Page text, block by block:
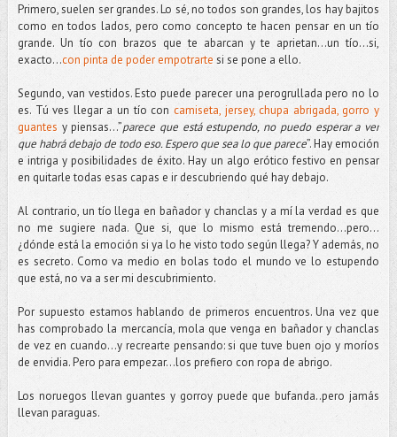
Primero, suelen ser grandes. Lo sé, no todos son grandes, los hay bajitos
como en todos lados, pero como concepto te hacen pensar en un tío
grande. Un tío con brazos que te abarcan y te aprietan…un tío...si,
exacto...con pinta de poder empotrarte si se pone a ello.
Segundo, van vestidos. Esto puede parecer una perogrullada pero no lo
es. Tú ves llegar a un tío con camiseta, jersey, chupa abrigada, gorro y
guantes y piensas...”parece que está estupendo, no puedo esperar a ver
que habrá debajo de todo eso. Espero que sea lo que parece”. Hay emoción
e intriga y posibilidades de éxito. Hay un algo erótico festivo en pensar
en quitarle todas esas capas e ir descubriendo qué hay debajo.
Al contrario, un tío llega en bañador y chanclas y a mí la verdad es que
no me sugiere nada. Que si, que lo mismo está tremendo...pero...
¿dónde está la emoción si ya lo he visto todo según llega? Y además, no
es secreto. Como va medio en bolas todo el mundo ve lo estupendo
que está, no va a ser mi descubrimiento.
Por supuesto estamos hablando de primeros encuentros. Una vez que
has comprobado la mercancía, mola que venga en bañador y chanclas
de vez en cuando…y recrearte pensando: si que tuve buen ojo y moríos
de envidia. Pero para empezar...los prefiero con ropa de abrigo.
Los noruegos llevan guantes y gorroy puede que bufanda..pero jamás
llevan paraguas.